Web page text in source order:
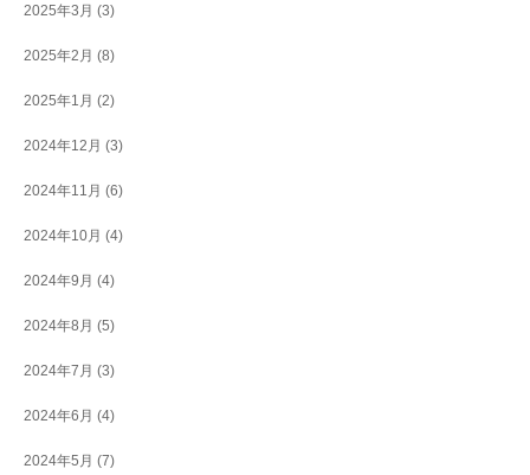
2025年3月 (3)
2025年2月 (8)
2025年1月 (2)
2024年12月 (3)
2024年11月 (6)
2024年10月 (4)
2024年9月 (4)
2024年8月 (5)
2024年7月 (3)
2024年6月 (4)
2024年5月 (7)